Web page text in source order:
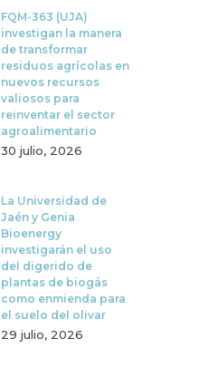
FQM-363 (UJA)
investigan la manera
de transformar
residuos agrícolas en
nuevos recursos
valiosos para
reinventar el sector
agroalimentario
30 julio, 2026
La Universidad de
Jaén y Genia
Bioenergy
investigarán el uso
del digerido de
plantas de biogás
como enmienda para
el suelo del olivar
29 julio, 2026